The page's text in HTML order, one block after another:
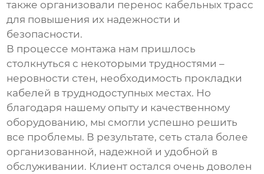
также организовали перенос кабельных трасс
для повышения их надежности и
безопасности.
В процессе монтажа нам пришлось
столкнуться с некоторыми трудностями –
неровности стен, необходимость прокладки
кабелей в труднодоступных местах. Но
благодаря нашему опыту и качественному
оборудованию, мы смогли успешно решить
все проблемы. В результате, сеть стала более
организованной, надежной и удобной в
обслуживании. Клиент остался очень доволен